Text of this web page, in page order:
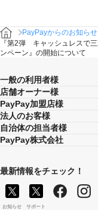
PayPayからのお知らせ
『第2弾 キャッシュレスで
ンペーン』の開始について
一般の利用者様
店舗オーナー様
PayPay加盟店様
法人のお客様
自治体の担当者様
PayPay株式会社
最新情報をチェック！
お知らせ サポート